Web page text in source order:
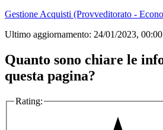
Gestione Acquisti (Provveditorato -
Ultimo aggiornamento: 24/01/2023, 00:00
Quanto sono chiare le
questa pagina?
Rating: